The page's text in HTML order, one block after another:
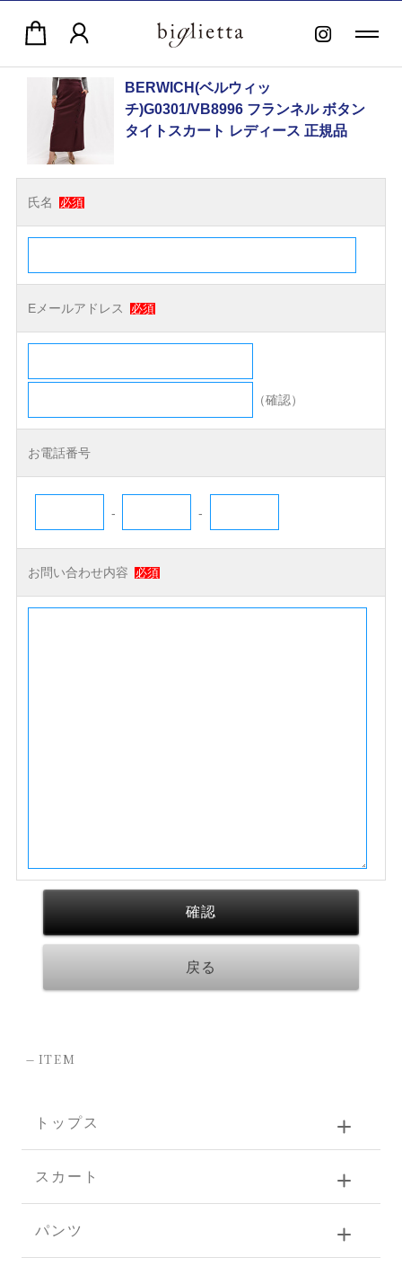
BERWICH(ベルウィッ
チ)G0301/VB8996 フランネル ボタン
タイトスカート レディース 正規品
氏名 必須
Eメールアドレス 必須
（確認）
お電話番号
- -
お問い合わせ内容 必須
-ITEM
トップス
スカート
パンツ